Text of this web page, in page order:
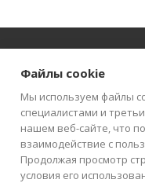
КАК КУПИТЬ
Файлы cookie
Мы используем файлы
специалистами и
нашем веб-сайте, что
взаимодействие с
Продолжая просмотр
условия его